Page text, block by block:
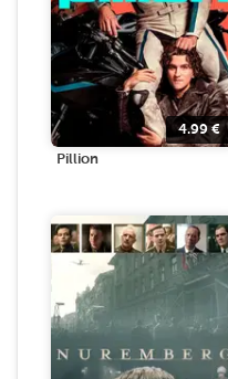
4.99€
Pillion